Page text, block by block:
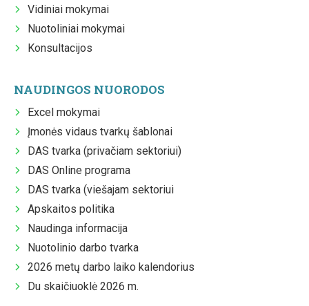
Vidiniai mokymai
Nuotoliniai mokymai
Konsultacijos
NAUDINGOS NUORODOS
Excel mokymai
Įmonės vidaus tvarkų šablonai
DAS tvarka (privačiam sektoriui)
DAS Online programa
DAS tvarka (viešajam sektoriui
Apskaitos politika
Naudinga informacija
Nuotolinio darbo tvarka
2026 metų darbo laiko kalendorius
Du skaičiuoklė 2026 m.